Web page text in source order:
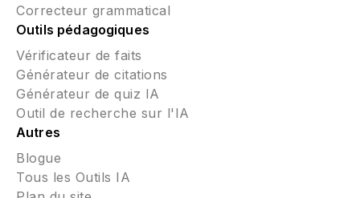
Correcteur grammatical
Outils pédagogiques
Vérificateur de faits
Générateur de citations
Générateur de quiz IA
Outil de recherche sur l'IA
Autres
Blogue
Tous les Outils IA